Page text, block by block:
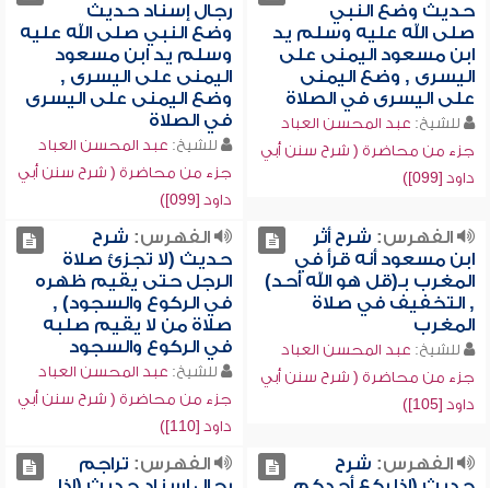
حديث وضع النبي
صلى الله عليه وسلم يد
ابن مسعود اليمنى على
اليسرى , وضع اليمنى
على اليسرى في الصلاة
للشيخ: عبد المحسن العباد
جزء من محاضرة ( شرح سنن أبي
داود [099])
رجال إسناد حديث
وضع النبي صلى الله عليه
وسلم يد ابن مسعود
اليمنى على اليسرى ,
وضع اليمنى على اليسرى
في الصلاة
للشيخ: عبد المحسن العباد
جزء من محاضرة ( شرح سنن أبي
داود [099])
الفهرس: شرح أثر
ابن مسعود أنه قرأ في
المغرب بـ(قل هو الله أحد)
, التخفيف في صلاة
المغرب
للشيخ: عبد المحسن العباد
جزء من محاضرة ( شرح سنن أبي
داود [105])
الفهرس: شرح
حديث (لا تجزئ صلاة
الرجل حتى يقيم ظهره
في الركوع والسجود) ,
صلاة من لا يقيم صلبه
في الركوع والسجود
للشيخ: عبد المحسن العباد
جزء من محاضرة ( شرح سنن أبي
داود [110])
الفهرس: شرح
الفهرس: تراجم